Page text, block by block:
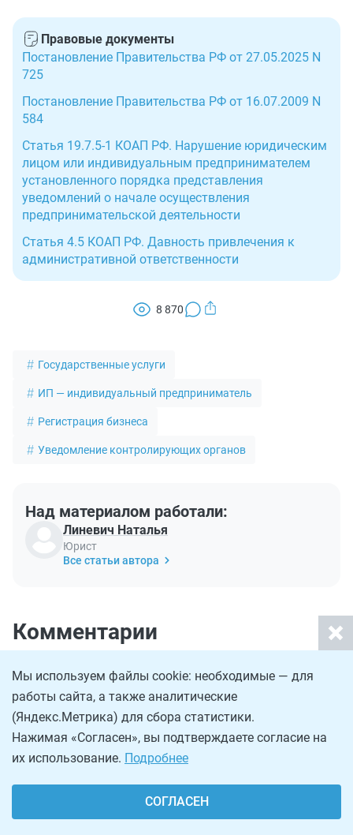
Правовые документы
Постановление Правительства РФ от 27.05.2025 N
725
Постановление Правительства РФ от 16.07.2009 N
584
Статья 19.7.5-1 КОАП РФ. Нарушение юридическим
лицом или индивидуальным предпринимателем
установленного порядка представления
уведомлений о начале осуществления
предпринимательской деятельности
Статья 4.5 КОАП РФ. Давность привлечения к
административной ответственности
8 870
Государственные услуги
ИП — индивидуальный предприниматель
Регистрация бизнеса
Уведомление контролирующих органов
Над материалом работали:
Линевич Наталья
Юрист
Все статьи автора
Комментарии
ИП — индивидуальный
предприниматель: ответы по
темам
8 вопросов 28 мая 2026
Мы используем файлы cookie: необходимые — для
работы сайта, а также аналитические
(Яндекс.Метрика) для сбора статистики.
Нажимая «Согласен», вы подтверждаете согласие на
их использование. Подробнее
СОГЛАСЕН